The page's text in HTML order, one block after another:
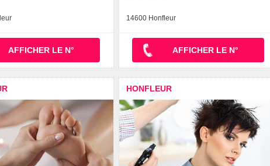
AFFICHER LE N°
14600 Honfleur
AFFICHER LE N°
HONFLEUR